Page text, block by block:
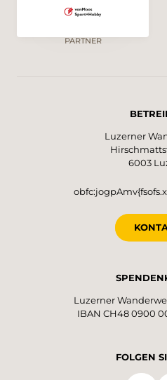
PARTNER
Luzerner
6003
Luzerner
IBAN CH48 0900
FOLGEN